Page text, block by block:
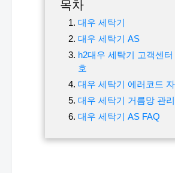
목차
대우 세탁기
대우 세탁기 AS
h2대우 세탁기 고객센터
호
대우 세탁기 에러코드
대우 세탁기 거름망 관리
대우 세탁기 AS FAQ